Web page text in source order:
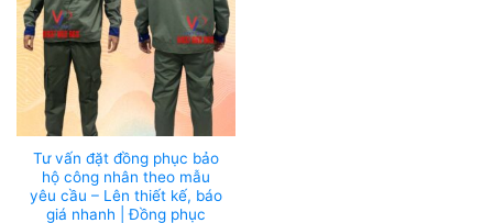
Tư vấn đặt đồng phục bảo
hộ công nhân theo mẫu
yêu cầu – Lên thiết kế, báo
giá nhanh | Đồng phục